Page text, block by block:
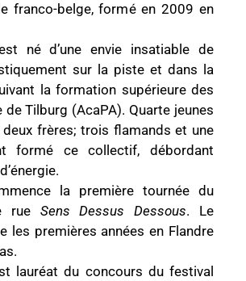
franco-belge, formé en 2009 en
né d’une envie insatiable de
sur la piste et dans la
la formation supérieure des
Tilburg (AcaPA). Quarte jeunes
frères; trois flamands et une
formé ce collectif, débordant
la première tournée du
rue Sens Dessus Dessous. Le
les premières années en Flandre
lauréat du concours du festival